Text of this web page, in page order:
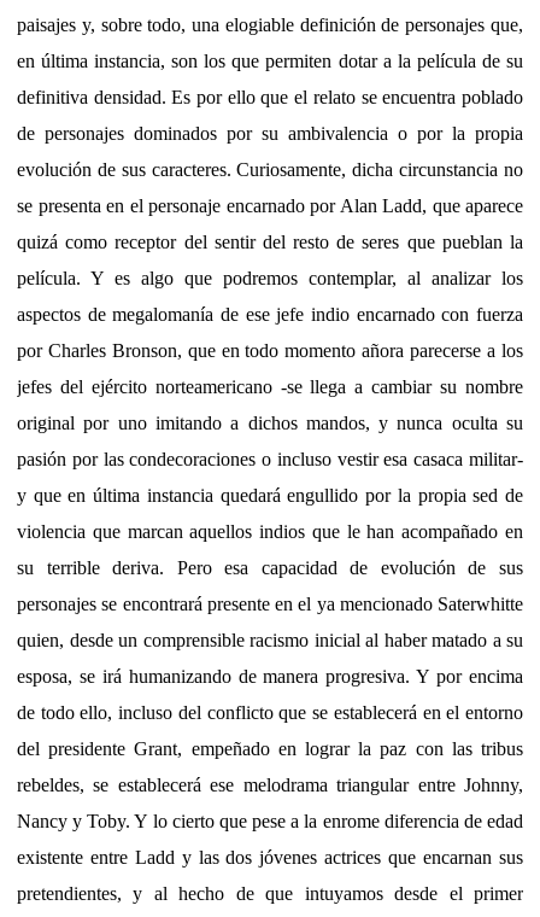
paisajes y, sobre todo, una elogiable definición de personajes que,
en última instancia, son los que permiten dotar a la película de su
definitiva densidad. Es por ello que el relato se encuentra poblado
de personajes dominados por su ambivalencia o por la propia
evolución de sus caracteres. Curiosamente, dicha circunstancia no
se presenta en el personaje encarnado por Alan Ladd, que aparece
quizá como receptor del sentir del resto de seres que pueblan la
película. Y es algo que podremos contemplar, al analizar los
aspectos de megalomanía de ese jefe indio encarnado con fuerza
por Charles Bronson, que en todo momento añora parecerse a los
jefes del ejército norteamericano -se llega a cambiar su nombre
original por uno imitando a dichos mandos, y nunca oculta su
pasión por las condecoraciones o incluso vestir esa casaca militar-
y que en última instancia quedará engullido por la propia sed de
violencia que marcan aquellos indios que le han acompañado en
su terrible deriva. Pero esa capacidad de evolución de sus
personajes se encontrará presente en el ya mencionado Saterwhitte
quien, desde un comprensible racismo inicial al haber matado a su
esposa, se irá humanizando de manera progresiva. Y por encima
de todo ello, incluso del conflicto que se establecerá en el entorno
del presidente Grant, empeñado en lograr la paz con las tribus
rebeldes, se establecerá ese melodrama triangular entre Johnny,
Nancy y Toby. Y lo cierto que pese a la enrome diferencia de edad
existente entre Ladd y las dos jóvenes actrices que encarnan sus
pretendientes, y al hecho de que intuyamos desde el primer